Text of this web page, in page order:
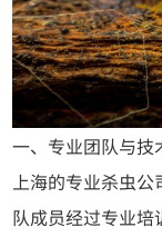
一、专业团队与技
上海的专业杀虫
队成员经过专业